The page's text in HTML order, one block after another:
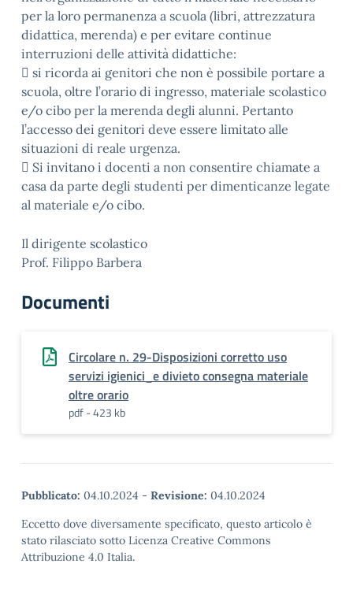
per la loro permanenza a scuola (libri, attrezzatura
didattica, merenda) e per evitare continue
interruzioni delle attività didattiche:
 si ricorda ai genitori che non è possibile portare a
scuola, oltre l’orario di ingresso, materiale scolastico
e/o cibo per la merenda degli alunni. Pertanto
l’accesso dei genitori deve essere limitato alle
situazioni di reale urgenza.
 Si invitano i docenti a non consentire chiamate a
casa da parte degli studenti per dimenticanze legate
al materiale e/o cibo.
Il dirigente scolastico
Prof. Filippo Barbera
Documenti
Circolare n. 29-Disposizioni corretto uso
servizi igienici_e divieto consegna materiale
oltre orario
pdf - 423 kb
Pubblicato: 04.10.2024 - Revisione: 04.10.2024
Eccetto dove diversamente specificato, questo articolo è
stato rilasciato sotto Licenza Creative Commons
Attribuzione 4.0 Italia.